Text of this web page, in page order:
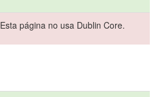
Esta página no usa Dublin Core.